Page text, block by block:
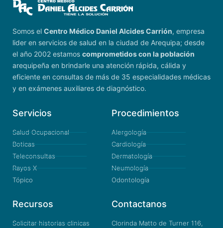
Somos el Centro Médico Daniel Alcides Carrión, empresa
lider en servicios de salud en la ciudad de Arequipa; desde
el año 2002 estamos comprometidos con la población
arequipeña en brindarle una atención rápida, cálida y
eficiente en consultas de más de 35 especialidades médicas
y en exámenes auxiliares de diagnóstico.
Servicios
Salud Ocupacional
Boticas
Teleconsultas
Rayos X
Tópico
Procedimientos
Alergología
Cardiología
Dermatología
Neumología
Odontología
Recursos
Solicitar historias clinicas
Contactanos
Clorinda Matto de Turner 116,